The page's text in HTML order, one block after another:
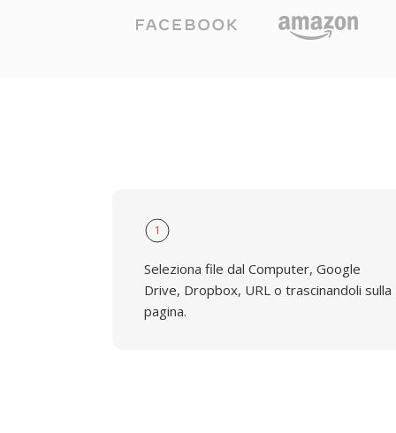
1
Seleziona file dal Computer, Google
Drive, Dropbox, URL o trascinandoli sulla
pagina.